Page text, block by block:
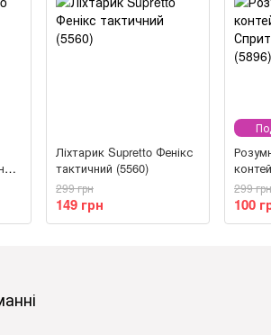
Ліхтарик Supretto Фенікс
тактичний (5560)
149 грн
299 грн
100
299 грн